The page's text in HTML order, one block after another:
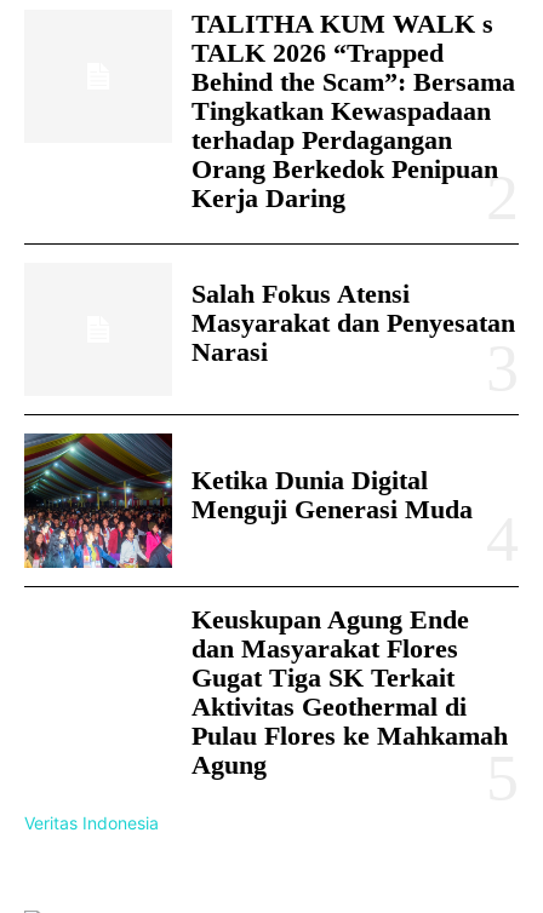
TALITHA KUM WALK s
TALK 2026 “Trapped
Behind the Scam”: Bersama
Tingkatkan Kewaspadaan
terhadap Perdagangan
Orang Berkedok Penipuan
Kerja Daring
Salah Fokus Atensi
Masyarakat dan Penyesatan
Narasi
Ketika Dunia Digital
Menguji Generasi Muda
Keuskupan Agung Ende
dan Masyarakat Flores
Gugat Tiga SK Terkait
Aktivitas Geothermal di
Pulau Flores ke Mahkamah
Agung
Veritas Indonesia